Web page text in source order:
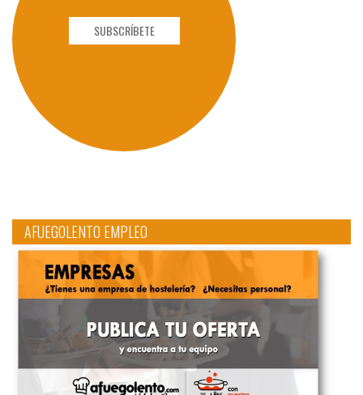
SUBSCRÍBETE
AFUEGOLENTO EMPLEO